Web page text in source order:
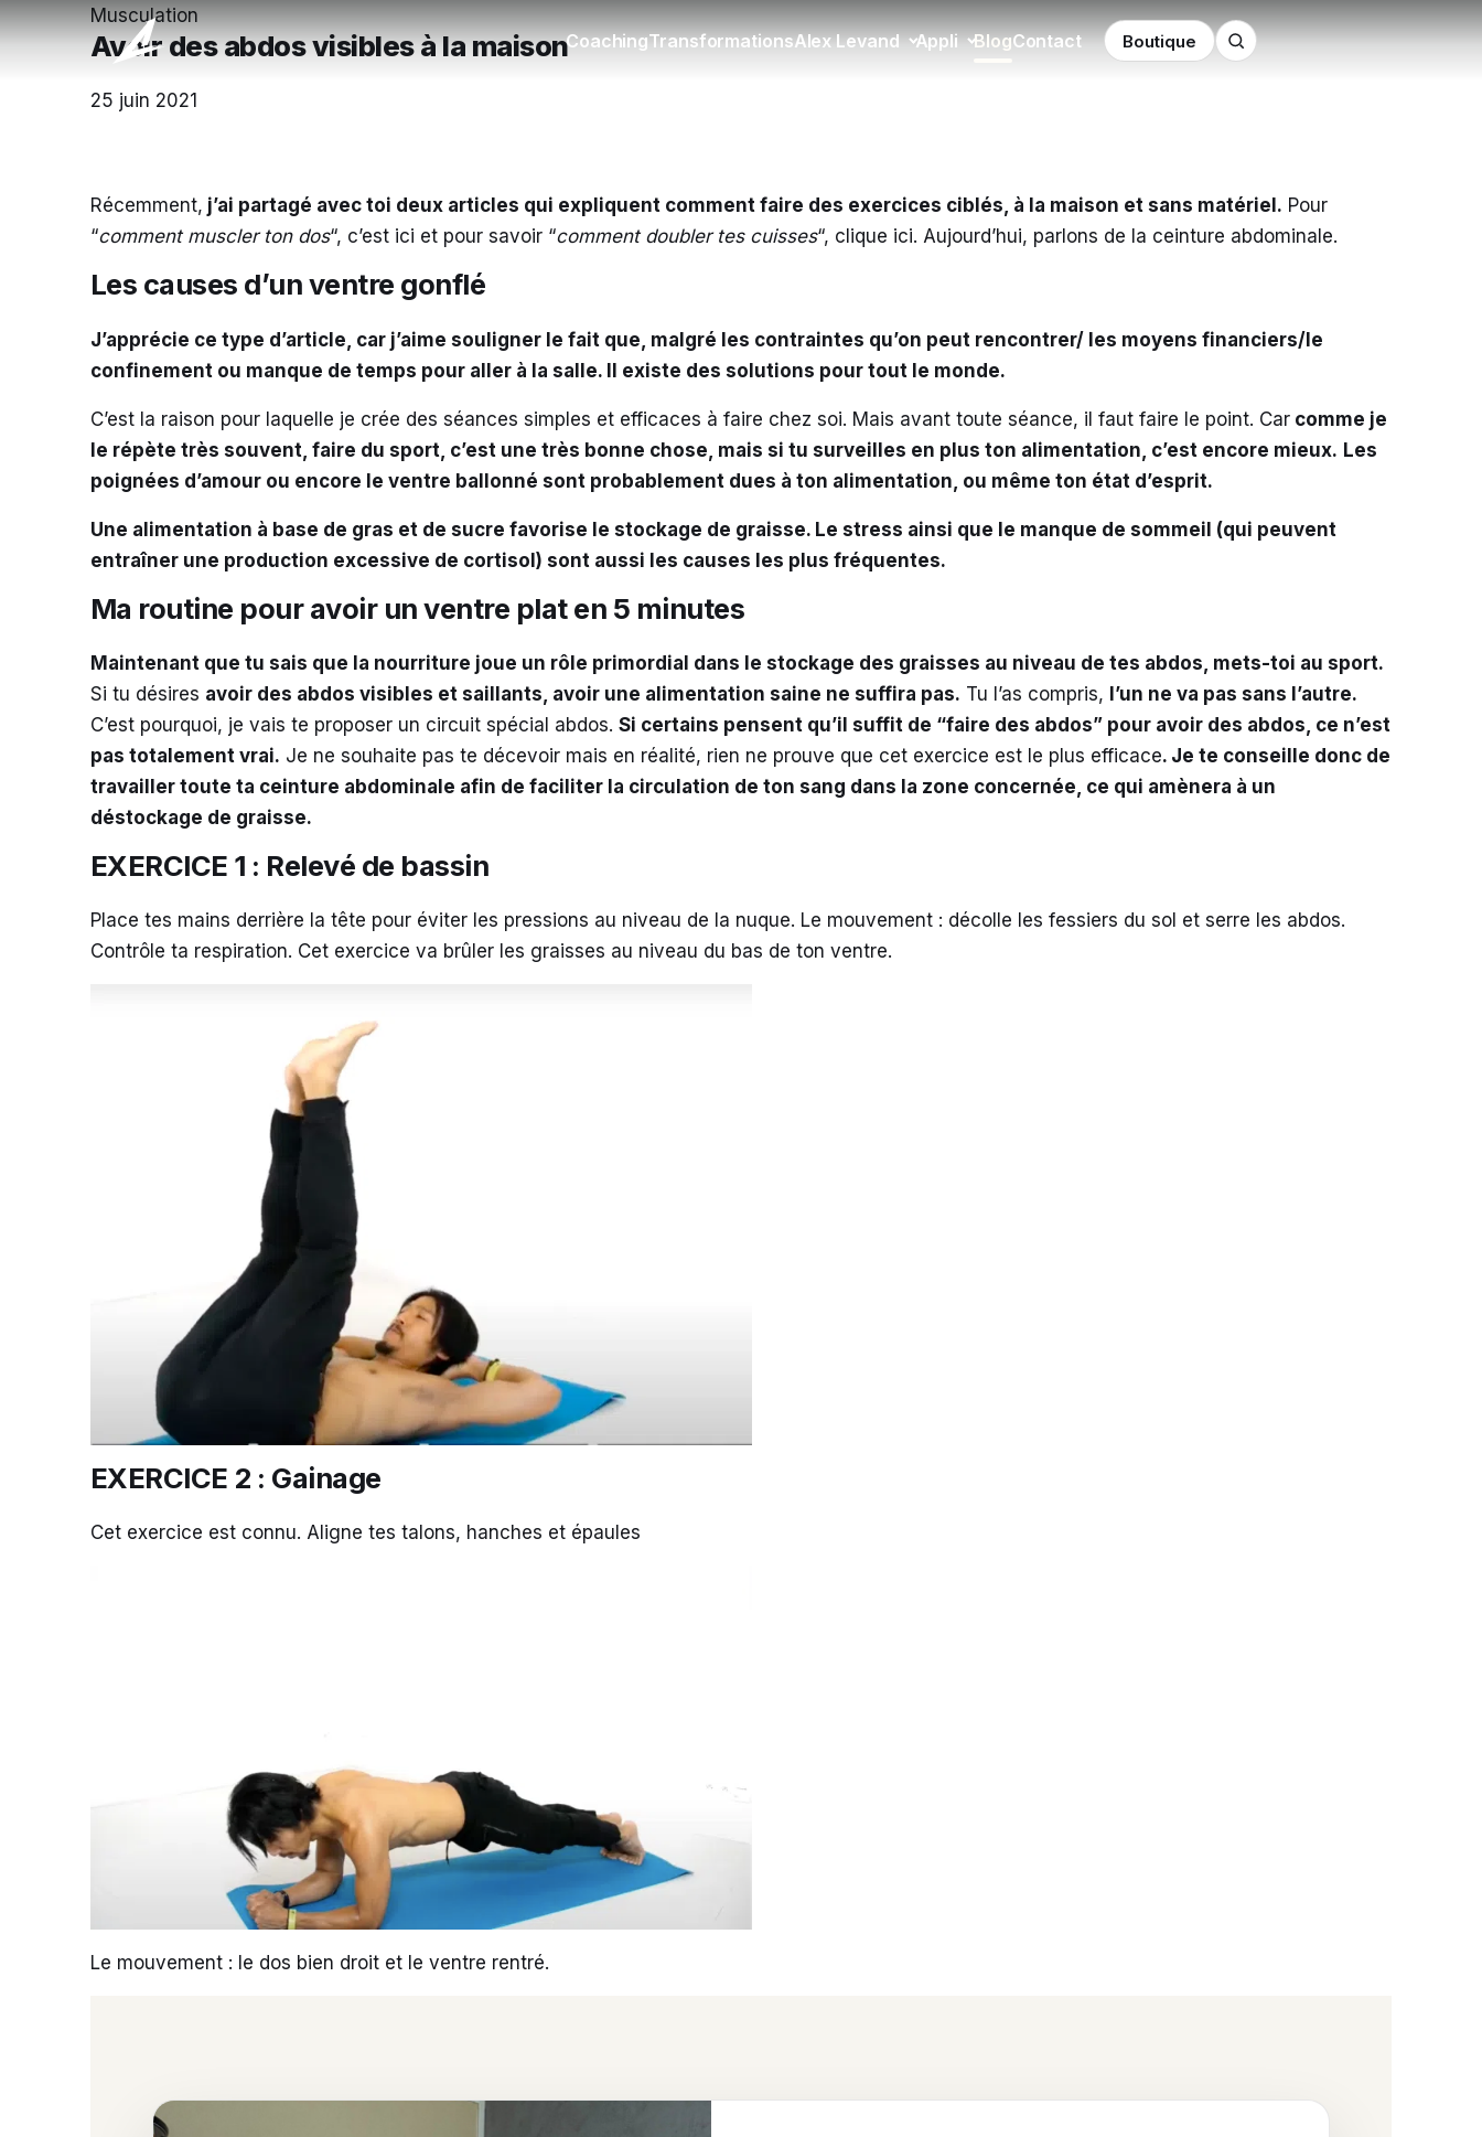
CoachingTransformationsAlex Levand Appli BlogContact Boutique
Musculation
Avoir des abdos visibles à la maison
25 juin 2021
Récemment, j’ai partagé avec toi deux articles qui expliquent comment faire des exercices ciblés, à la maison et sans matériel. Pour
“comment muscler ton dos“, c’est ici et pour savoir “comment doubler tes cuisses“, clique ici. Aujourd’hui, parlons de la ceinture abdominale.
Les causes d’un ventre gonflé
J’apprécie ce type d’article, car j’aime souligner le fait que, malgré les contraintes qu’on peut rencontrer/ les moyens financiers/le
confinement ou manque de temps pour aller à la salle. Il existe des solutions pour tout le monde.
C’est la raison pour laquelle je crée des séances simples et efficaces à faire chez soi. Mais avant toute séance, il faut faire le point. Car comme je
le répète très souvent, faire du sport, c’est une très bonne chose, mais si tu surveilles en plus ton alimentation, c’est encore mieux. Les
poignées d’amour ou encore le ventre ballonné sont probablement dues à ton alimentation, ou même ton état d’esprit.
Une alimentation à base de gras et de sucre favorise le stockage de graisse. Le stress ainsi que le manque de sommeil (qui peuvent
entraîner une production excessive de cortisol) sont aussi les causes les plus fréquentes.
Ma routine pour avoir un ventre plat en 5 minutes
Maintenant que tu sais que la nourriture joue un rôle primordial dans le stockage des graisses au niveau de tes abdos, mets-toi au sport.
Si tu désires avoir des abdos visibles et saillants, avoir une alimentation saine ne suffira pas. Tu l’as compris, l’un ne va pas sans l’autre.
C’est pourquoi, je vais te proposer un circuit spécial abdos. Si certains pensent qu’il suffit de “faire des abdos” pour avoir des abdos, ce n’est
pas totalement vrai. Je ne souhaite pas te décevoir mais en réalité, rien ne prouve que cet exercice est le plus efficace. Je te conseille donc de
travailler toute ta ceinture abdominale afin de faciliter la circulation de ton sang dans la zone concernée, ce qui amènera à un
déstockage de graisse.
EXERCICE 1 : Relevé de bassin
Place tes mains derrière la tête pour éviter les pressions au niveau de la nuque. Le mouvement : décolle les fessiers du sol et serre les abdos.
Contrôle ta respiration. Cet exercice va brûler les graisses au niveau du bas de ton ventre.
EXERCICE 2 : Gainage
Cet exercice est connu. Aligne tes talons, hanches et épaules
Le mouvement : le dos bien droit et le ventre rentré.